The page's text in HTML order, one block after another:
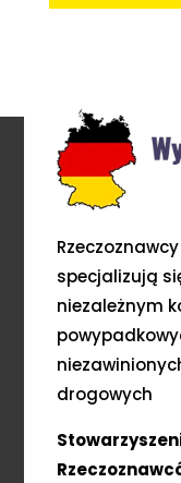
Rzeczoznawcy
specjalizują
niezależnym
drogowych